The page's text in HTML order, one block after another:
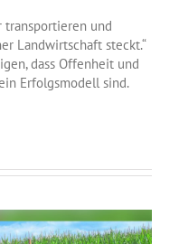
transportieren und
Landwirtschaft steckt.“
dass Offenheit und
Erfolgsmodell sind.